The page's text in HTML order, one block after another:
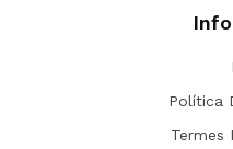
Política
Termes